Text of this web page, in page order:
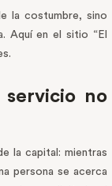
la costumbre, sino
Aquí en el sitio “El
no
la capital: mientras
persona se acerca